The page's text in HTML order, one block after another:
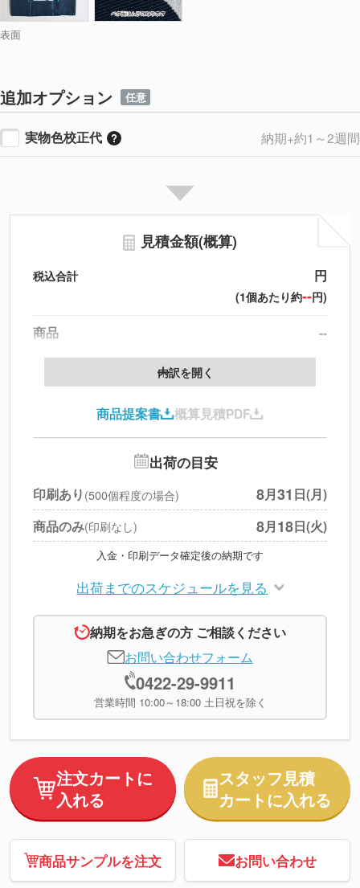
表面
追加オプション 任意
実物色校正代 納期+約1～2週間
見積金額(概算)
税込合計 円
(1個あたり約--円)
商品
--
製版代
印刷代
北海道・沖縄・離島 別途
※上記小計は税別です
内訳を開く
商品提案書 概算見積PDF
出荷の目安
印刷あり (500個程度の場合) 8月31 日(月)
商品のみ(印刷なし) 8月18日(火)
入金・印刷データ確定後の納期です
出荷までのスケジュールを見る
納期をお急ぎの方 ご相談ください
お問い合わせフォーム
0422-29-9911
営業時間 10:00～18:00 土日祝を除く
注文カートに
入れる
スタッフ見積
カートに入れる
商品サンプルを注文 お問い合わせ